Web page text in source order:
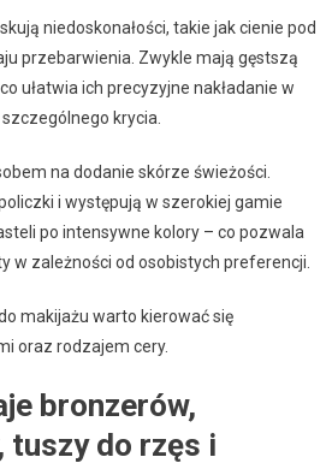
niedoskonałości, takie jak cienie pod
przebarwienia. Zwykle mają gęstszą
ułatwia ich precyzyjne nakładanie w
krycia.
na dodanie skórze świeżości.
i występują w szerokiej gamie
po intensywne kolory – co pozwala
w zależności od osobistych preferencji.
makijażu warto kierować się
oraz rodzajem cery.
bronzerów,
tuszy do rzęs i